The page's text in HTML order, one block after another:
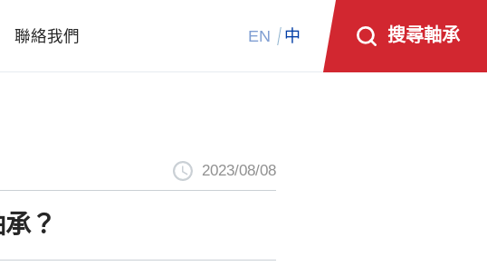
聯絡我們 EN 中 搜尋軸承
2023/08/08
？